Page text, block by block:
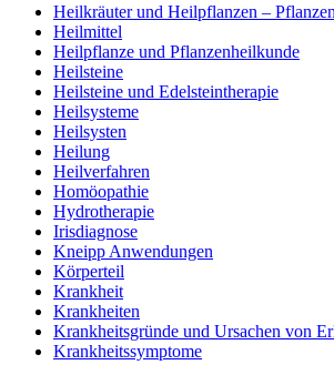
Heilkräuter und Heilpflanzen –
Heilmittel
Heilpflanze und Pflanzenheilkunde
Heilsteine
Heilsteine und Edelsteintherapie
Heilsysteme
Heilsysten
Heilung
Heilverfahren
Homöopathie
Hydrotherapie
Irisdiagnose
Kneipp Anwendungen
Körperteil
Krankheit
Krankheiten
Krankheitsgründe und Ursachen von
Krankheitssymptome